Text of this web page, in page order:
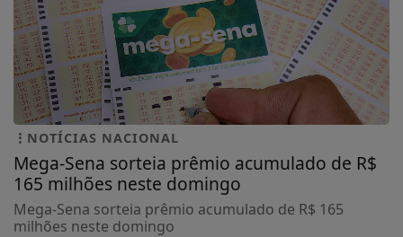
NOTÍCIAS NACIONAL
Mega-Sena sorteia prêmio acumulado de R$
165 milhões neste domingo
Mega-Sena sorteia prêmio acumulado de R$ 165
milhões neste domingo